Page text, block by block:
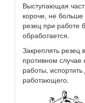
Выступающая
короче, не
резец при работе
обработается.
Закреплять резец
противном
работы,
работающего.